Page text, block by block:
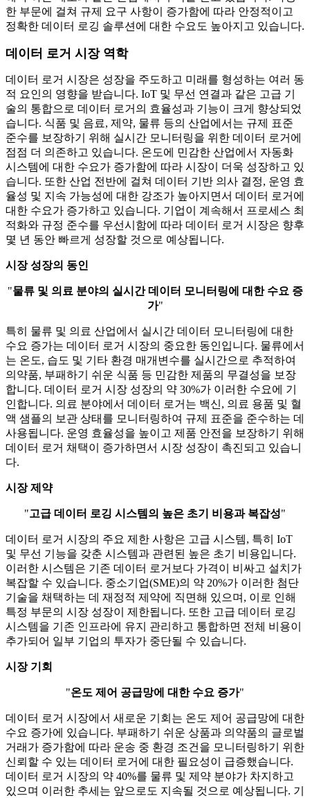
한 부문에 걸쳐 규제 요구 사항이 증가함에 따라 안정적이고
정확한 데이터 로깅 솔루션에 대한 수요도 높아지고 있습니다.
데이터 로거 시장 역학
데이터 로거 시장은 성장을 주도하고 미래를 형성하는 여러 동
적 요인의 영향을 받습니다. IoT 및 무선 연결과 같은 고급 기
술의 통합으로 데이터 로거의 효율성과 기능이 크게 향상되었
습니다. 식품 및 음료, 제약, 물류 등의 산업에서는 규제 표준
준수를 보장하기 위해 실시간 모니터링을 위한 데이터 로거에
점점 더 의존하고 있습니다. 온도에 민감한 산업에서 자동화
시스템에 대한 수요가 증가함에 따라 시장이 더욱 성장하고 있
습니다. 또한 산업 전반에 걸쳐 데이터 기반 의사 결정, 운영 효
율성 및 지속 가능성에 대한 강조가 높아지면서 데이터 로거에
대한 수요가 증가하고 있습니다. 기업이 계속해서 프로세스 최
적화와 규정 준수를 우선시함에 따라 데이터 로거 시장은 향후
몇 년 동안 빠르게 성장할 것으로 예상됩니다.
시장 성장의 동인
"물류 및 의료 분야의 실시간 데이터 모니터링에 대한 수요 증
가"
특히 물류 및 의료 산업에서 실시간 데이터 모니터링에 대한
수요 증가는 데이터 로거 시장의 중요한 동인입니다. 물류에서
는 온도, 습도 및 기타 환경 매개변수를 실시간으로 추적하여
의약품, 부패하기 쉬운 식품 등 민감한 제품의 무결성을 보장
합니다. 데이터 로거 시장 성장의 약 30%가 이러한 수요에 기
인합니다. 의료 분야에서 데이터 로거는 백신, 의료 용품 및 혈
액 샘플의 보관 상태를 모니터링하여 규제 표준을 준수하는 데
사용됩니다. 운영 효율성을 높이고 제품 안전을 보장하기 위해
데이터 로거 채택이 증가하면서 시장 성장이 촉진되고 있습니
다.
시장 제약
"고급 데이터 로깅 시스템의 높은 초기 비용과 복잡성"
데이터 로거 시장의 주요 제한 사항은 고급 시스템, 특히 IoT
및 무선 기능을 갖춘 시스템과 관련된 높은 초기 비용입니다.
이러한 시스템은 기존 데이터 로거보다 가격이 비싸고 설치가
복잡할 수 있습니다. 중소기업(SME)의 약 20%가 이러한 첨단
기술을 채택하는 데 재정적 제약에 직면해 있으며, 이로 인해
특정 부문의 시장 성장이 제한됩니다. 또한 고급 데이터 로깅
시스템을 기존 인프라에 유지 관리하고 통합하면 전체 비용이
추가되어 일부 기업의 투자가 중단될 수 있습니다.
시장 기회
"온도 제어 공급망에 대한 수요 증가"
데이터 로거 시장에서 새로운 기회는 온도 제어 공급망에 대한
수요 증가에 있습니다. 부패하기 쉬운 상품과 의약품의 글로벌
거래가 증가함에 따라 운송 중 환경 조건을 모니터링하기 위한
신뢰할 수 있는 데이터 로거에 대한 필요성이 급증했습니다.
데이터 로거 시장의 약 40%를 물류 및 제약 분야가 차지하고
있으며 이러한 추세는 앞으로도 지속될 것으로 예상됩니다. 기